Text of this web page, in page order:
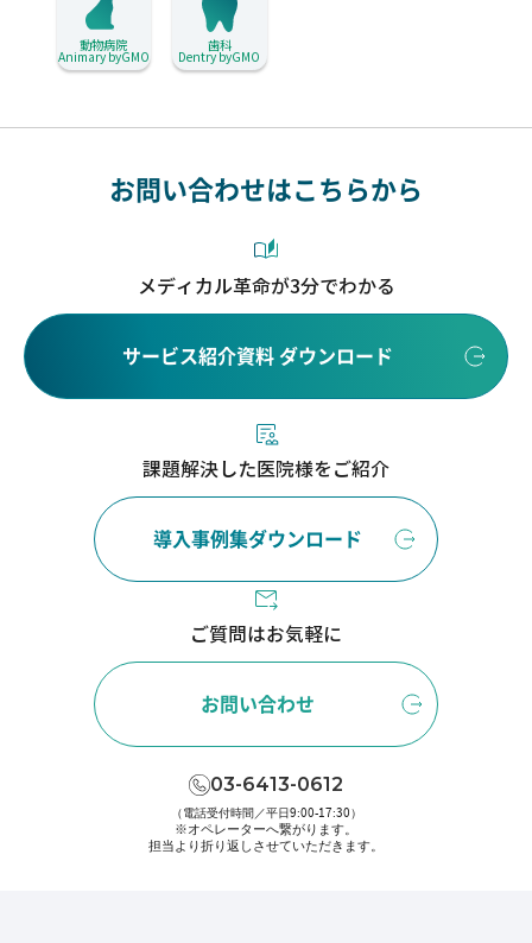
動物病院
Animary byGMO
歯科
Dentry byGMO
お問い合わせはこちらから
メディカル革命が3分でわかる
サービス紹介資料 ダウンロード
課題解決した医院様をご紹介
導入事例集ダウンロード
ご質問はお気軽に
お問い合わせ
03-6413-0612
（電話受付時間／平日9:00-17:30）
※オペレーターへ繋がります。
担当より折り返しさせていただきます。